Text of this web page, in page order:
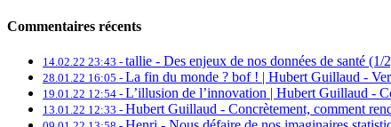
Commentaires récents
14.02.22 23:43 - tallie - Des enjeux de nos données de santé
28.01.22 16:05 - La fin du monde ? bof ! | Hubert Guillaud -
19.01.22 12:54 - L’illusion de l’innovation | Hubert Guillaud -
13.01.22 12:33 - Hubert Guillaud - Concrètement, comment